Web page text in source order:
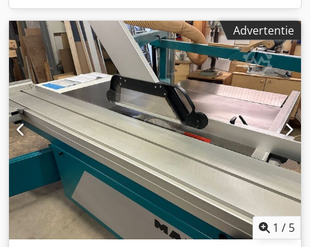
Advertentie
1 / 5